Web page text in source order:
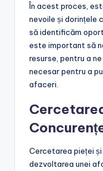
În acest proces,
nevoile și dorințele
să identificăm
este important să
resurse, pentru a
necesar pentru a
afaceri.
Cercetarea pieței
dezvoltarea unei